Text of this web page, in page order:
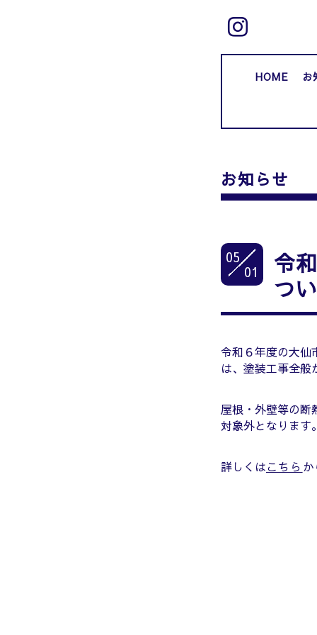
HOME お
お知らせ
05
01
令
つ
令和６年度の大仙
は、塗装工事全般
屋根・外壁等の断
対象外となります
詳しくはこちら